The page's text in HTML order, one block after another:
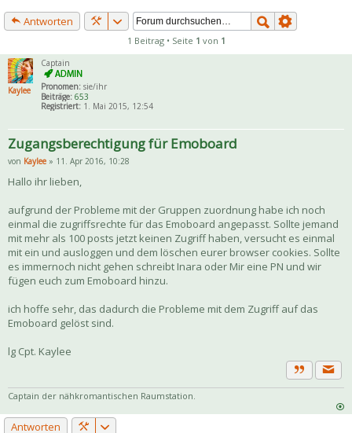
Antworten
1 Beitrag • Seite 1 von 1
Kaylee
Captain
Pronomen: sie/ihr
Beiträge: 653
Registriert: 1. Mai 2015, 12:54
Zugangsberechtigung für Emoboard
von Kaylee » 11. Apr 2016, 10:28
Hallo ihr lieben,
aufgrund der Probleme mit der Gruppen zuordnung habe ich noch
einmal die zugriffsrechte für das Emoboard angepasst. Sollte jemand
mit mehr als 100 posts jetzt keinen Zugriff haben, versucht es einmal
mit ein und ausloggen und dem löschen eurer browser cookies. Sollte
es immernoch nicht gehen schreibt Inara oder Mir eine PN und wir
fügen euch zum Emoboard hinzu.
ich hoffe sehr, das dadurch die Probleme mit dem Zugriff auf das
Emoboard gelöst sind.
lg Cpt. Kaylee
Zitat
Captain der nähkromantischen Raumstation.
Antworten